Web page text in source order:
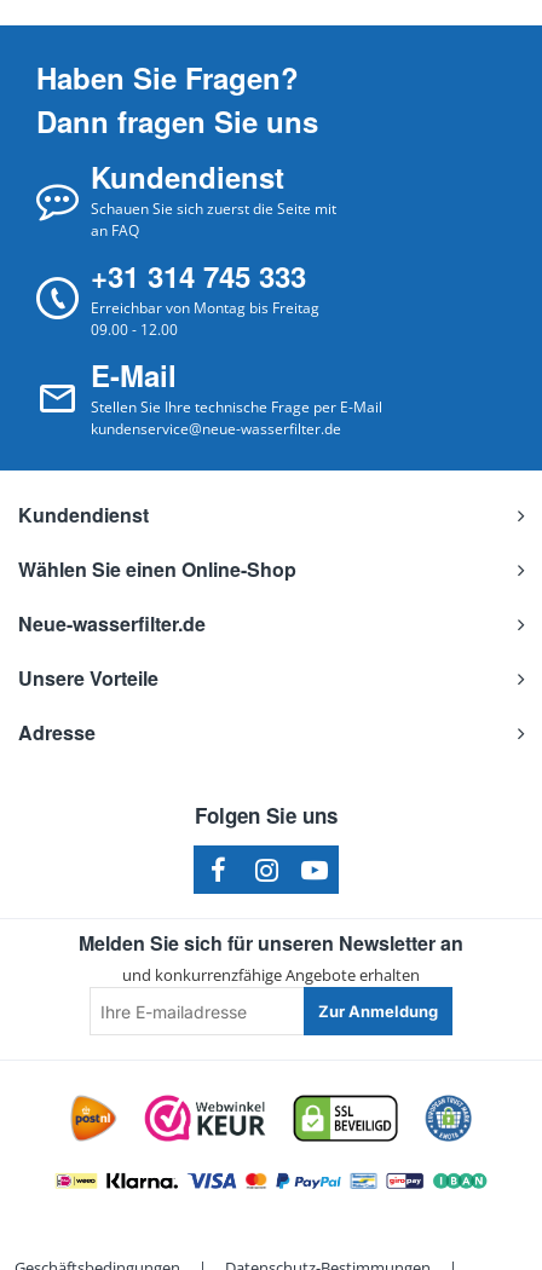
Haben Sie Fragen?
Dann fragen Sie uns
Kundendienst
Schauen Sie sich zuerst die Seite mit
an FAQ
+31 314 745 333
Erreichbar von Montag bis Freitag
09.00 - 12.00
E-Mail
Stellen Sie Ihre technische Frage per E-Mail
kundenservice@neue-wasserfilter.de
Kundendienst
Wählen Sie einen Online-Shop
Neue-wasserfilter.de
Unsere Vorteile
Adresse
Folgen Sie uns
Melden Sie sich für unseren Newsletter an
und konkurrenzfähige Angebote erhalten
E-
mailadresse
Zur Anmeldung